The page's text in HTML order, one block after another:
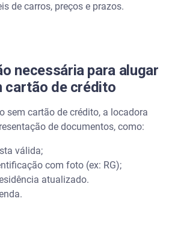
de carros, preços e prazos.
necessária para alugar
cartão de crédito
sem cartão de crédito, a locadora
de documentos, como:
válida;
com foto (ex: RG);
atualizado.